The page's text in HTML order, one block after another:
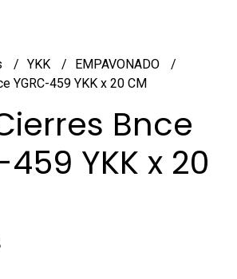
YKK
EMPAVONADO
YGRC-459 YKK x 20 CM
Bnce
459 YKK x 20